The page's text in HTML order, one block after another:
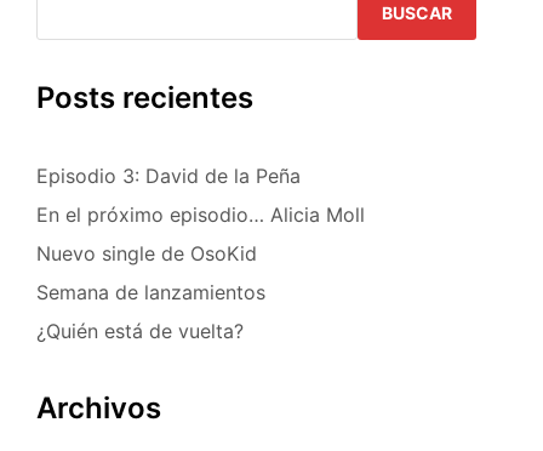
BUSCAR
Posts recientes
Episodio 3: David de la Peña
En el próximo episodio… Alicia Moll
Nuevo single de OsoKid
Semana de lanzamientos
¿Quién está de vuelta?
Archivos